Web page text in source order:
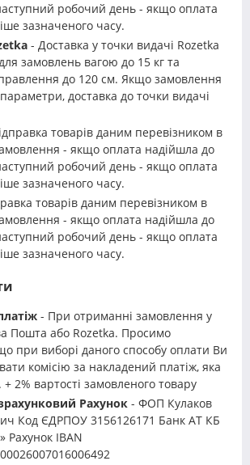
робочий день - якщо оплата
зазначеного часу.
- Доставка у точки видачі Rozetka
замовлень вагою до 15 кг та
до 120 см. Якщо замовлення
доставка до точки видачі
товарів даним перевізником в
- якщо оплата надійшла до
робочий день - якщо оплата
зазначеного часу.
товарів даним перевізником в
- якщо оплата надійшла до
робочий день - якщо оплата
зазначеного часу.
- При отриманні замовлення у
Пошта або Rozetka. Просимо
при виборі даного способу оплати Ви
комісію за накладений платіж, яка
+ 2% вартості замовленого товару
Рахунок - ФОП Кулаков
Код ЄДРПОУ 3156126171 Банк АТ КБ
IBAN